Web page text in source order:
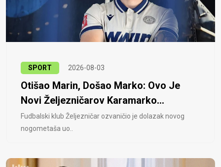
SPORT 2026-08-03
Otišao Marin, Došao Marko: Ovo Je
Novi Željezničarov Karamarko...
Fudbalski klub Željezničar ozvaničio je dolazak novog
nogometaša uo..